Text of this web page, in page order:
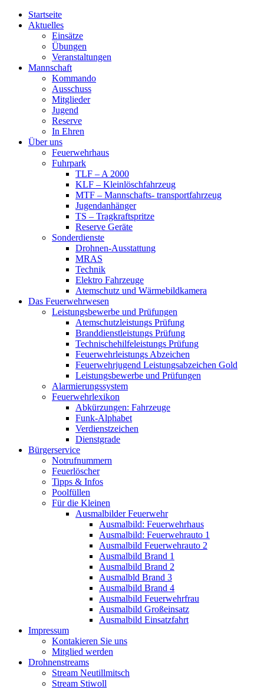
Startseite
Aktuelles
Einsätze
Übungen
Veranstaltungen
Mannschaft
Kommando
Ausschuss
Mitglieder
Jugend
Reserve
In Ehren
Über uns
Feuerwehrhaus
Fuhrpark
TLF – A 2000
KLF – Kleinlöschfahrzeug
MTF – Mannschafts- transportfahrzeug
Jugendanhänger
TS – Tragkraftspritze
Reserve Geräte
Sonderdienste
Drohnen-Ausstattung
MRAS
Technik
Elektro Fahrzeuge
Atemschutz und Wärmebildkamera
Das Feuerwehrwesen
Leistungsbewerbe und Prüfungen
Atemschutzleistungs Prüfung
Branddienstleistungs Prüfung
Technischehilfeleistungs Prüfung
Feuerwehrleistungs Abzeichen
Feuerwehrjugend Leistungsabzeichen Gold
Leistungsbewerbe und Prüfungen
Alarmierungssystem
Feuerwehrlexikon
Abkürzungen: Fahrzeuge
Funk-Alphabet
Verdienstzeichen
Dienstgrade
Bürgerservice
Notrufnummern
Feuerlöscher
Tipps & Infos
Poolfüllen
Für die Kleinen
Ausmalbilder Feuerwehr
Ausmalbild: Feuerwehrhaus
Ausmalbild: Feuerwehrauto 1
Ausmalbild Feuerwehrauto 2
Ausmalbild Brand 1
Ausmalbild Brand 2
Ausmalbld Brand 3
Ausmalbild Brand 4
Ausmalbild Feuerwehrfrau
Ausmalbild Großeinsatz
Ausmalbild Einsatzfahrt
Impressum
Kontakieren Sie uns
Mitglied werden
Drohnenstreams
Stream Neutillmitsch
Stream Stiwoll